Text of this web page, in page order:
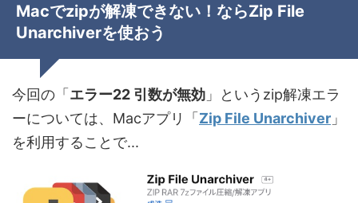
Macでzipが解凍できない！ならZip File
Unarchiverを使おう
今回の「エラー22 引数が無効 」というzip解凍エラ
ーについては、Macアプリ「Zip File Unarchiver 」
を利用することで...